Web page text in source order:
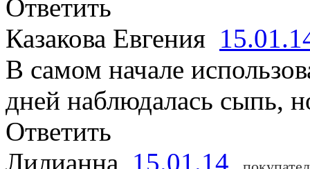
Ответить
Казакова Евгения
В самом начале
дней наблюдалась сыпь,
Ответить
Лилианна 15.01.14